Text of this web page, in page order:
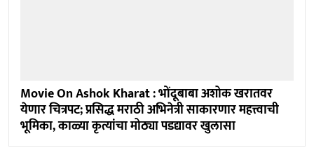
Movie On Ashok Kharat : भोंदूबाबा अशोक खरातवर
येणार चित्रपट; प्रसिद्ध मराठी अभिनेत्री साकारणार महत्त्वाची
भूमिका, काळ्या कृत्यांचा मोठ्या पडद्यावर खुलासा